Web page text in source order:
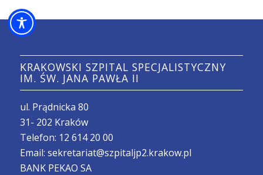
KRAKOWSKI SZPITAL SPECJALISTYCZNY
IM. ŚW. JANA PAWŁA II
ul. Prądnicka 80
31- 202 Kraków
Telefon: 12 614 20 00
Email: sekretariat@szpitaljp2.krakow.pl
BANK PEKAO SA